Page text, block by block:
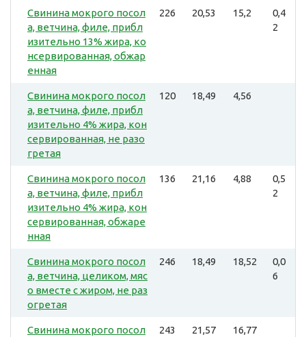
Свинина мокрого посол
а, ветчина, филе, прибл
изительно 13% жира, ко
нсервированная, обжар
енная
226 20,53 15,2
0,4
2
Свинина мокрого посол
а, ветчина, филе, прибл
изительно 4% жира, кон
сервированная, не разо
гретая
120 18,49 4,56
Свинина мокрого посол
а, ветчина, филе, прибл
изительно 4% жира, кон
сервированная, обжаре
нная
136 21,16 4,88
0,5
2
Свинина мокрого посол
а, ветчина, целиком, мяс
о вместе с жиром, не раз
огретая
246 18,49 18,52
0,0
6
Свинина мокрого посол
243 21,57 16,77